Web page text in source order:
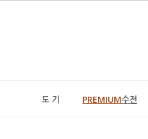
도 기 PREMIUM수전